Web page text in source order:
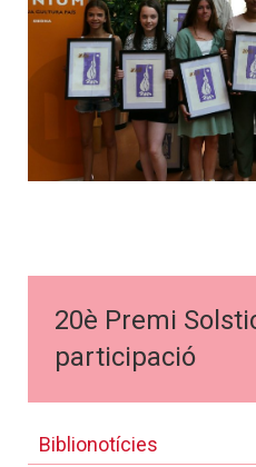
20è Premi
participació
Biblionotícies